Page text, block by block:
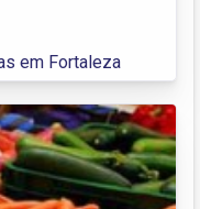
em Fortaleza